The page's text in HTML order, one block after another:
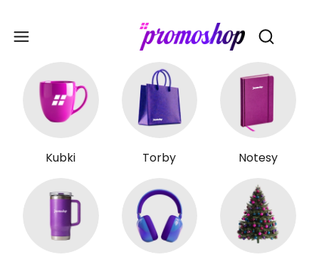
Otwórz
Kubki Torby Notesy